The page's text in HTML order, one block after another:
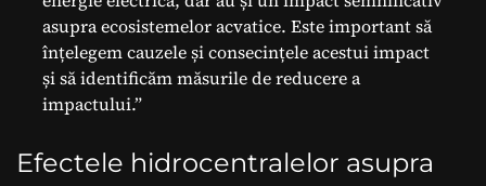
asupra ecosistemelor acvatice. Este important să
înțelegem cauzele și consecințele acestui impact
și să identificăm măsurile de reducere a
impactului.”
Efectele hidrocentralelor asupra